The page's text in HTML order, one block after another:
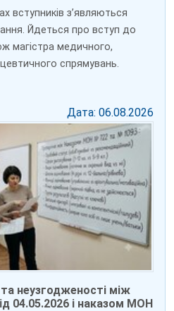
вступників зʼявляються
Йдеться про вступ до
магістра медичного,
спрямувань.
Дата: 06.08.2026
неузгодженості між
04.05.2026 і наказом МОН